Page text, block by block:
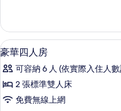
的
所
有
相
片
四
人
房
詳
情
顯
示
豪
華
5
豪華四人房
可容納 6 人 (依實際入住人
2 張標準雙人床
免費無線上網